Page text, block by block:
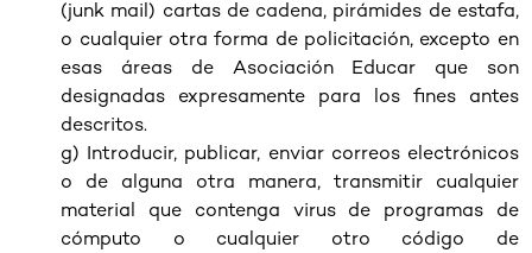
(junk mail) cartas de cadena, pirámides de estafa,
o cualquier otra forma de policitación, excepto en
esas áreas de Asociación Educar que son
designadas expresamente para los fines antes
descritos.
g) Introducir, publicar, enviar correos electrónicos
o de alguna otra manera, transmitir cualquier
material que contenga virus de programas de
cómputo o cualquier otro código de